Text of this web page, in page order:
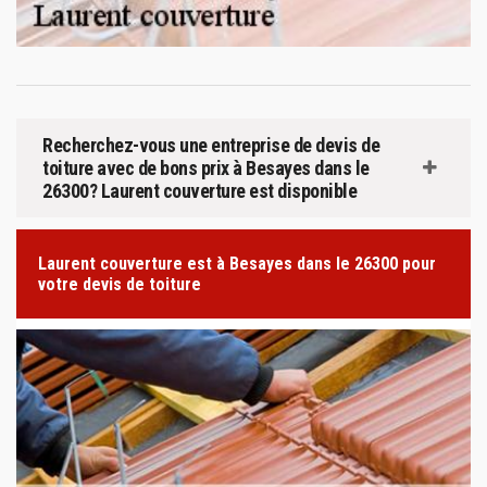
Recherchez-vous une entreprise de devis de
toiture avec de bons prix à Besayes dans le
26300? Laurent couverture est disponible
Laurent couverture est à Besayes dans le 26300 pour
votre devis de toiture